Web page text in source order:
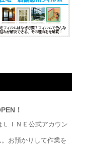
！
ＩＮＥ公式アカウン
お預かりして作業を